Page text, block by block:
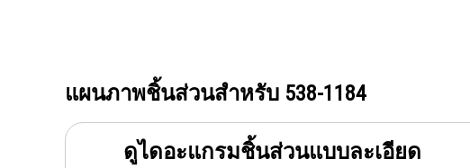
แผนภาพชิ้นส่วนสำหรับ 538-1184
ดูไดอะแกรมชิ้นส่วนแบบละเอียด